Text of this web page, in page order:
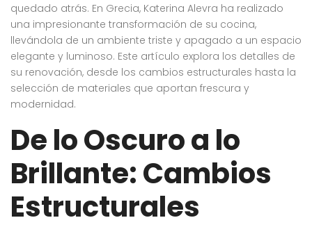
quedado atrás. En Grecia, Katerina Alevra ha realizado
una impresionante transformación de su cocina,
llevándola de un ambiente triste y apagado a un espacio
elegante y luminoso. Este artículo explora los detalles de
su renovación, desde los cambios estructurales hasta la
selección de materiales que aportan frescura y
modernidad.
De lo Oscuro a lo
Brillante: Cambios
Estructurales